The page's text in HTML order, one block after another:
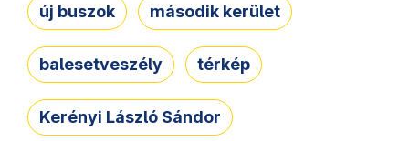
új buszok második kerület
balesetveszély térkép
Kerényi László Sándor